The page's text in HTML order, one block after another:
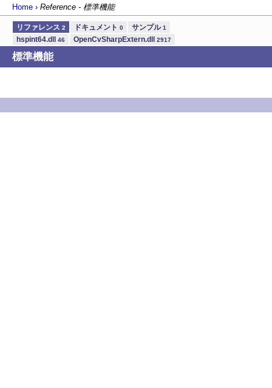
Home › Reference - 標準機能
リファレンス 2 ドキュメント 0 サンプル1
hspint64.dll 46 OpenCvSharpExtern.dll 2917
標準機能